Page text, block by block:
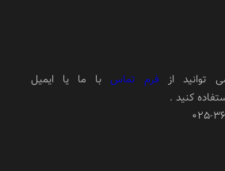
توانید از فرم تماس با ما یا ایمیل